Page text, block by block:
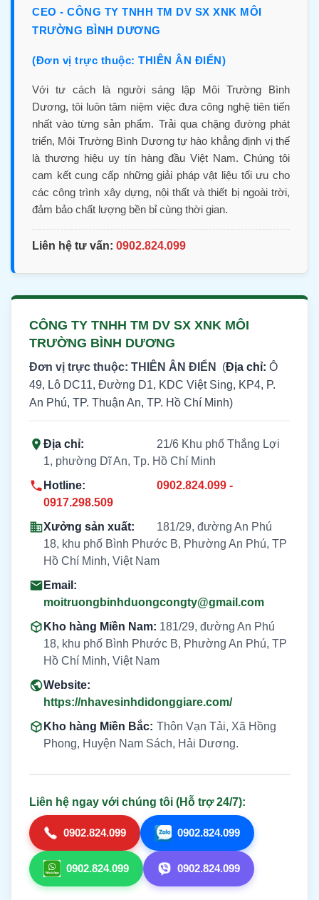
CEO - CÔNG TY TNHH TM DV SX XNK MÔI
TRƯỜNG BÌNH DƯƠNG
(Đơn vị trực thuộc: THIÊN ÂN ĐIỂN)
Với tư cách là người sáng lập Môi Trường Bình
Dương, tôi luôn tâm niệm việc đưa công nghệ tiên tiến
nhất vào từng sản phẩm. Trải qua chặng đường phát
triển, Môi Trường Bình Dương tự hào khẳng định vị thế
là thương hiệu uy tín hàng đầu Việt Nam. Chúng tôi
cam kết cung cấp những giải pháp vật liệu tối ưu cho
các công trình xây dựng, nội thất và thiết bị ngoài trời,
đảm bảo chất lượng bền bỉ cùng thời gian.
Liên hệ tư vấn: 0902.824.099
CÔNG TY TNHH TM DV SX XNK MÔI
TRƯỜNG BÌNH DƯƠNG
Đơn vị trực thuộc: THIÊN ÂN ĐIỂN (Địa chỉ: Ô
49, Lô DC11, Đường D1, KDC Việt Sing, KP4, P.
An Phú, TP. Thuận An, TP. Hồ Chí Minh)
Địa chỉ:
21/6 Khu phố Thắng Lợi
1, phường Dĩ An, Tp. Hồ Chí Minh
Hotline:
0902.824.099 -
0917.298.509
Xưởng sản xuất:
181/29, đường An Phú
18, khu phố Bình Phước B, Phường An Phú, TP
Hồ Chí Minh, Việt Nam
Email:
moitruongbinhduongcongty@gmail.com
Kho hàng Miền Nam: 181/29, đường An Phú
18, khu phố Bình Phước B, Phường An Phú, TP
Hồ Chí Minh, Việt Nam
Website:
https://nhavesinhdidonggiare.com/
Kho hàng Miền Bắc: Thôn Vạn Tải, Xã Hồng
Phong, Huyện Nam Sách, Hải Dương.
Liên hệ ngay với chúng tôi (Hỗ trợ 24/7):
0902.824.099 0902.824.099
0902.824.099 0902.824.099